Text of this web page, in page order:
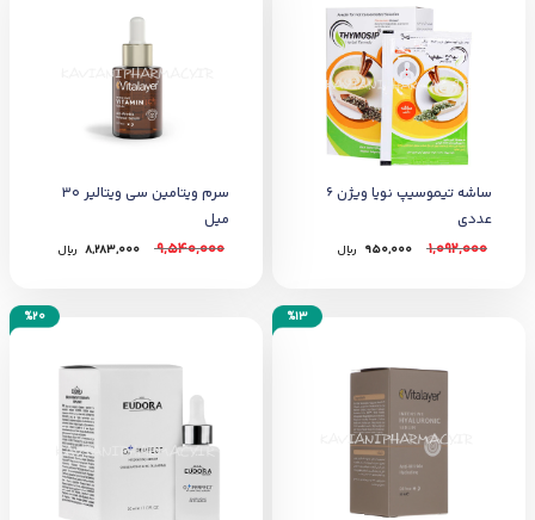
ساشه تیموسیپ نویا ویژن 6
عددی
1,092,000
950,000 ﷼
سرم ویتامین سی ویتالیر 30
میل
9,540,000
8,283,000 ﷼
%13
%20